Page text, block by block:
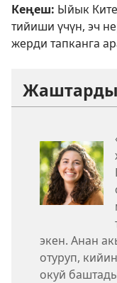
Кеңеш: Ыйык
тийиши үчүн, эч
жерди тапканга
экен. Анан
отуруп,
окуй